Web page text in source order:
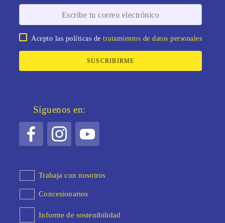
Acepto las políticas detratamientos de datos personales
SUSCRIBIRME
Síguenos en:
Trabaja con nosotros
Concesionarios
Informe de sostenibilidad